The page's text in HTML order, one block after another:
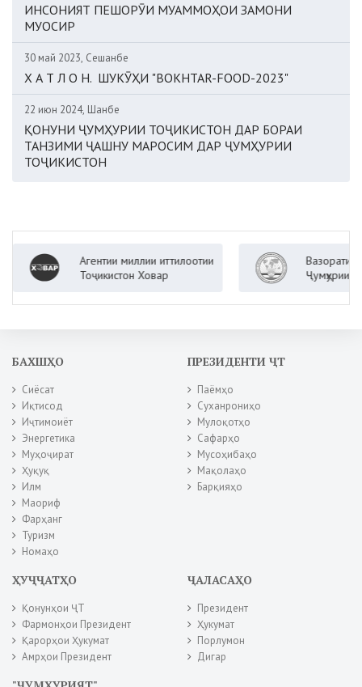
ИНСОНИЯТ ПЕШОРӮИ МУАММОҲОИ ЗАМОНИ
МУОСИР
30 май 2023, Сешанбе
Х А Т Л О Н. ШУКӮҲИ "BOKHTAR-FOOD-2023"
22 июн 2024, Шанбе
ҚОНУНИ ҶУМҲУРИИ ТОҶИКИСТОН ДАР БОРАИ
ТАНЗИМИ ҶАШНУ МАРОСИМ ДАР ҶУМҲУРИИ
ТОҶИКИСТОН
Агентии миллии иттилоотии
Тоҷикистон Ховар
Вазорати корҳои
Ҷумҳурии
БАХШҲО
Сиёсат
Иқтисод
Иҷтимоиёт
Энергетика
Муҳоҷират
Ҳуқуқ
Илм
Маориф
Фарҳанг
Туризм
Номаҳо
ПРЕЗИДЕНТИ ҶТ
Паёмҳо
Суханрониҳо
Мулоқотҳо
Сафарҳо
Мусоҳибаҳо
Мақолаҳо
Барқияҳо
ҲУҶҶАТҲО
Қонунҳои ҶТ
Фармонҳои Президент
Қарорҳои Ҳукумат
Амрҳои Президент
ҶАЛАСАҲО
Президент
Ҳукумат
Порлумон
Дигар